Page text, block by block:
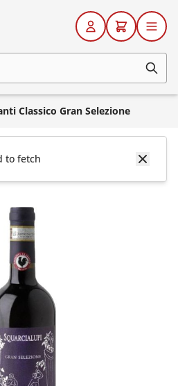
Classico Gran Selezione
to fetch